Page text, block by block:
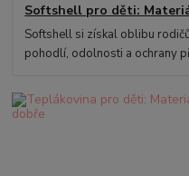
Softshell pro děti:
Softshell si získal oblibu
pohodlí, odolnosti a ochrany